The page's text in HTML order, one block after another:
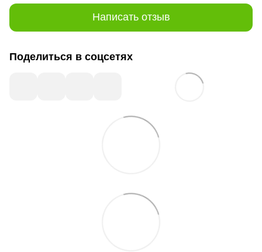
Написать отзыв
Поделиться в соцсетях